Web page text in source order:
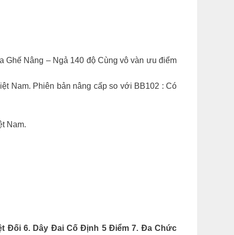
Ghế Nâng – Ngả 140 độ Cùng vô vàn ưu điểm
Nam. Phiên bản nâng cấp so với BB102 : Có
Nam.
Đối 6. Dây Đai Cố Định 5 Điểm 7. Đa Chức